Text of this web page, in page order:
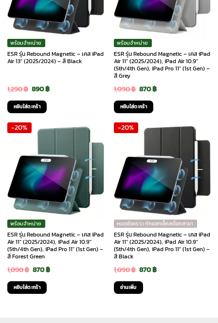
พร้อมจำหน่าย
ESR รุ่น Rebound Magnetic – เคส iPad
Air 13″ (2025/2024) – สี Black
1,290฿ Original
price
was:
1,290 ฿.
890฿Current
890 ฿.
หยิบใส่ตะกร้า
พร้อมจำหน่าย
ESR รุ่น Rebound Magnetic – เคส iPad
Air 11″ (2025/2024), iPad Air 10.9″
(5th/4th Gen), iPad Pro 11″ (1st Gen) –
สี Grey
1,090฿ Original
price
was:
1,090 ฿.
870฿Current
870 ฿.
หยิบใส่ตะกร้า
-20%
พร้อมจำหน่าย
ESR รุ่น Rebound Magnetic – เคส iPad
Air 11″ (2025/2024), iPad Air 10.9″
(5th/4th Gen), iPad Pro 11″ (1st Gen) –
สี Forest Green
1,090฿ Original
price
was:
870฿Current
หยิบใส่ตะกร้า
-20%
หมดชั่วคราว ทักแชทเช็คสต๊อกสาขา
ESR รุ่น Rebound Magnetic – เคส iPad
Air 11″ (2025/2024), iPad Air 10.9″
(5th/4th Gen), iPad Pro 11″ (1st Gen) –
สี Black
1,090฿ Original
price
was:
870฿Current
อ่านเพิ่ม